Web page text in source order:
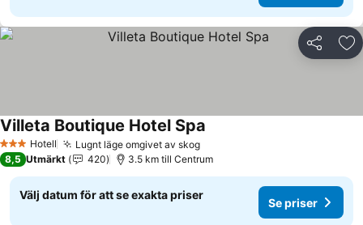
Dela
3 StjärnorHotell Lugnt läge omgivet av skog
Villeta Boutique Hotel Spa
8,5 Utmärkt 420 3.5 km till Centrum
Välj datum för att se exakta priser
Se priser